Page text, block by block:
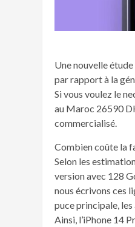
Une nouvelle
par rapport à la
Si vous voulez le
au Maroc 26590
commercialisé.
Combien coûte la
Selon les
version avec 128
nous écrivons ces
puce principale, les
Ainsi, l’iPhone 14